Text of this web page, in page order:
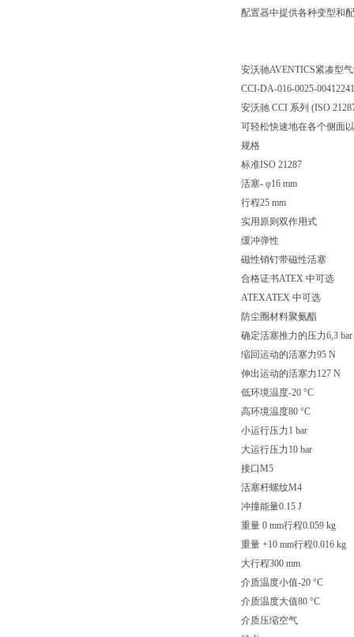
配置器中提供各种变型和
安沃驰AVENTICS紧凑型气
CCI-DA-016-0025-
安沃驰 CCI 系列 (ISO
可轻松快速地在各个侧面
规格
标准ISO 21287
活塞- φ16 mm
行程25 mm
实用原则双作用式
缓冲弹性
磁性销钉带磁性活塞
合格证书ATEX 中可选
ATEXATEX 中可选
防尘圈材料聚氨酯
确定活塞推力的压力6,3 bar
缩回运动的活塞力95 N
伸出运动的活塞力127 N
低环境温度-20 °C
高环境温度80 °C
小运行压力1 bar
大运行压力10 bar
接口M5
活塞杆螺纹M4
冲撞能量0.15 J
重量 0 mm行程0.059 kg
重量 +10 mm行程0.016 kg
大行程300 mm
介质温度小值-20 °C
介质温度大值80 °C
介质压缩空气